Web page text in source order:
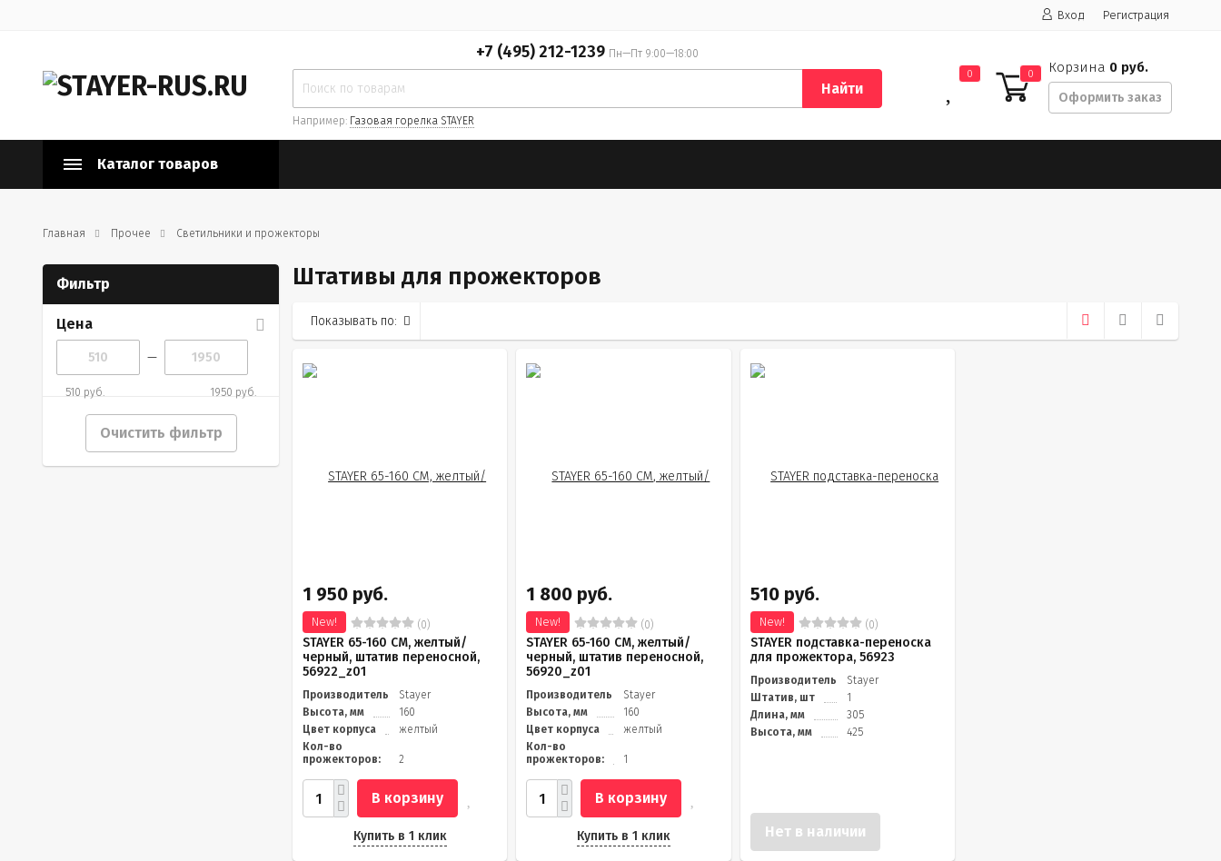
Вход Регистрация
+7 (495) 212-1239 Пн—Пт 9:00—18:00
Найти
Например: Газовая горелка STAYER
0 0 Корзина 0 руб.
Оформить заказ
Каталог товаров
Главная Прочее Светильники и прожекторы
Фильтр
Цена
—
510 руб. 1950 руб.
Очистить фильтр
Штативы для прожекторов
Показывать по:
1 950 руб.
New! (0)
STAYER 65-160 СМ, желтый/
черный, штатив переносной,
56922_z01
Производитель
Stayer
Высота, мм
160
Цвет корпуса
желтый
Кол-во
прожекторов:
2
В корзину
Купить в 1 клик
1 800 руб.
New! (0)
STAYER 65-160 СМ, желтый/
черный, штатив переносной,
56920_z01
Производитель
Stayer
Высота, мм
160
Цвет корпуса
желтый
Кол-во
прожекторов:
1
В корзину
Купить в 1 клик
510 руб.
New! (0)
STAYER подставка-переноска
для прожектора, 56923
Производитель
Stayer
Штатив, шт
1
Длина, мм
305
Высота, мм
425
Нет в наличии